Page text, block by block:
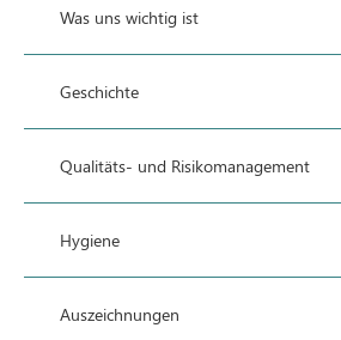
Was uns wichtig ist
Geschichte
Qualitäts- und Risikomanagement
Hygiene
Auszeichnungen